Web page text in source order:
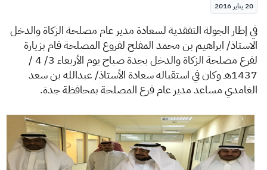
اقتراحات
الزكاة الجمارك
ضريبة القيمة المضافة
الإقرار الضريبي
التصرفات العقارية
20 يناير 2016
في إطار الجولة التفقدية لسعادة مدير عام مصلحة الزكاة والدخل
الاستاذ/ ابراهيم بن محمد المفلح لفروع المصلحة قام بزيارة
لفرع مصلحة الزكاة والدخل بجدة صباح يوم الأربعاء 3/ 4 /
1437هـ وكان في استقباله سعادة الأستاذ/ عبدالله بن سعد
الغامدي مساعد مدير عام فرع المصلحة بمحافظة جدة.